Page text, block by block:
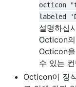
octicon
labeled
설명하십
Octicon
Octicon
수 있는
Octicon이 장